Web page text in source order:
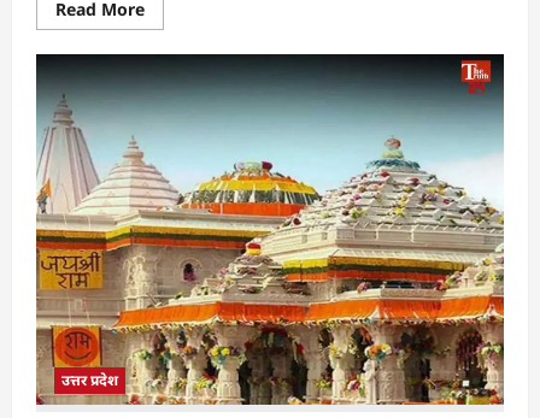
Read More
उत्तर प्रदेश